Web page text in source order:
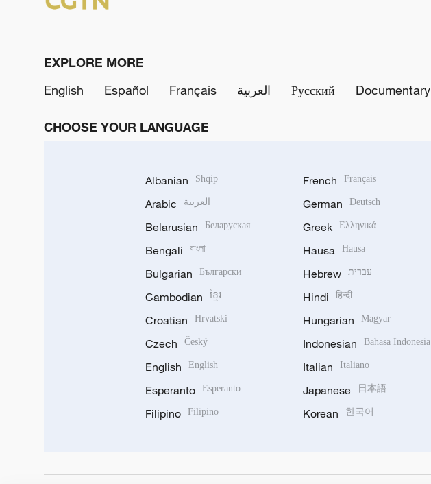
EXPLORE MORE
English
Español Français العربية Русский Documentary
CHOOSE YOUR LANGUAGE
Albanian Shqip
Arabic العربية
Belarusian Беларуская
Bengali বাংলা
Bulgarian Български
Cambodian ខ្មែរ
Croatian Hrvatski
Czech Český
English English
Esperanto Esperanto
Filipino Filipino
French Français
German Deutsch
Greek Ελληνικά
Hausa Hausa
Hebrew עברית
Hindi हिन्दी
Hungarian Magyar
Indonesian Bahasa Indonesia
Italian Italiano
Japanese 日本語
Korean 한국어